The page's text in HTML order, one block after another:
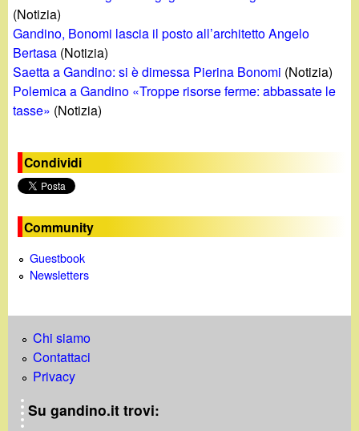
(Notizia)
Gandino, Bonomi lascia il posto all’architetto Angelo
Bertasa (Notizia)
Saetta a Gandino: si è dimessa Pierina Bonomi (Notizia)
Polemica a Gandino «Troppe risorse ferme: abbassate le
tasse» (Notizia)
Condividi
Community
Guestbook
Newsletters
Chi siamo
Contattaci
Privacy
Su gandino.it trovi: